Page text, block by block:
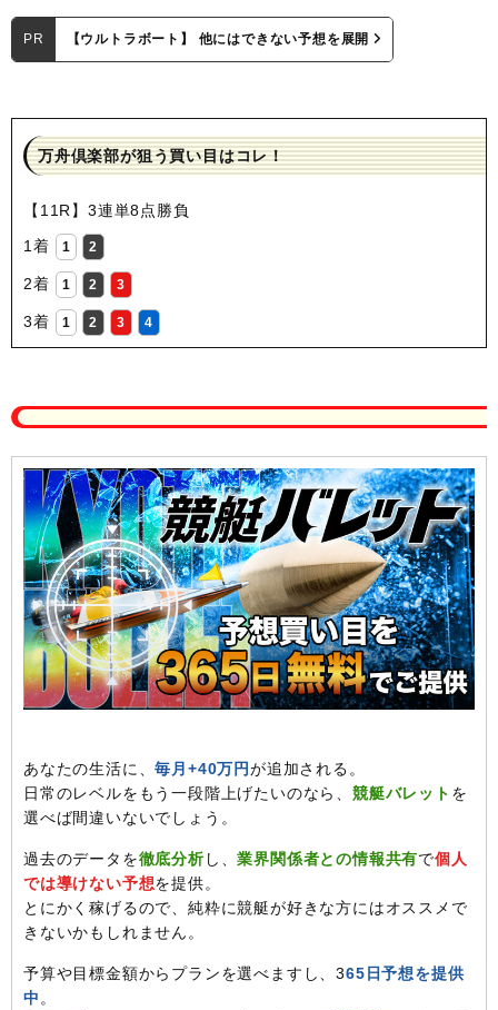
PR 【ウルトラボート】 他にはできない予想を展開
万舟倶楽部が狙う買い目はコレ！
【11R】3連単8点勝負
1着
1 2
2着 1 2 3
3着 1 2 3 4
あなたの生活に、毎月+40万円が追加される。
日常のレベルをもう一段階上げたいのなら、 競艇バレット を
選べば間違いないでしょう。
過去のデータを徹底分析し、業界関係者との情報共有で個人
では導けない予想を提供。
とにかく稼げるので、純粋に競艇が好きな方にはオススメで
きないかもしれません。
予算や目標金額からプランを選べますし、365日予想を提供
中 。